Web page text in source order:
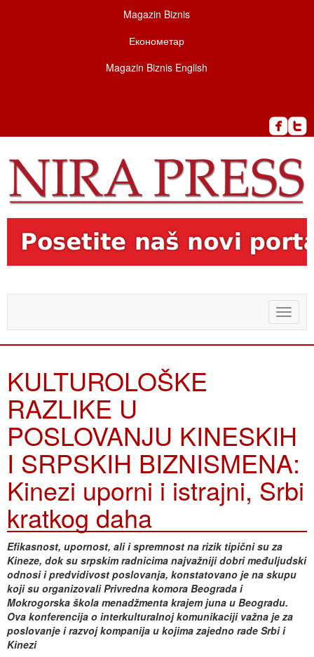
Magazin Biznis
Економетар
Magazin Biznis English
Toggle
KULTUROLOŠKE
RAZLIKE U
POSLOVANJU KINESKIH
I SRPSKIH BIZNISMENA:
Kinezi uporni i istrajni, Srbi
kratkog daha
Efikasnost, upornost, ali i spremnost na rizik tipični su za
Kineze, dok su srpskim radnicima najvažniji dobri međuljudski
odnosi i predvidivost poslovanja, konstatovano je na skupu
koji su organizovali Privredna komora Beograda i
Mokrogorska škola menadžmenta krajem juna u Beogradu.
Ova konferencija o interkulturalnoj komunikaciji važna je za
poslovanje i razvoj kompanija u kojima zajedno rade Srbi i
Kinezi